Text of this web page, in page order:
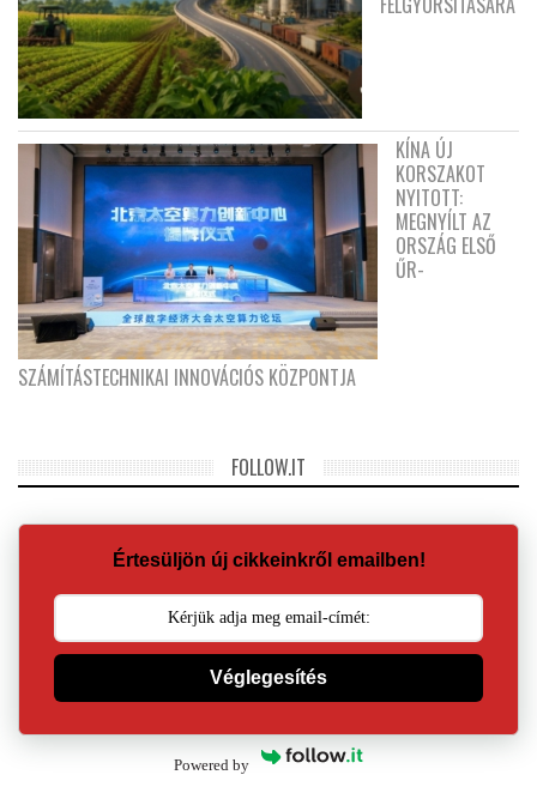
KÍNA ÚJ
KORSZAKOT
NYITOTT:
MEGNYÍLT AZ
ORSZÁG ELSŐ
ŰR-
SZÁMÍTÁSTECHNIKAI INNOVÁCIÓS KÖZPONTJA
FOLLOW.IT
Értesüljön új cikkeinkről emailben!
Véglegesítés
Powered by